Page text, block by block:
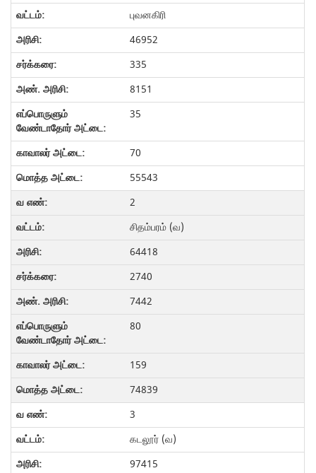
புவனகிரி
46952
335
8151
35
70
55543
2
சிதம்பரம் (வ)
64418
2740
7442
80
159
74839
3
கடலூர் (வ)
97415